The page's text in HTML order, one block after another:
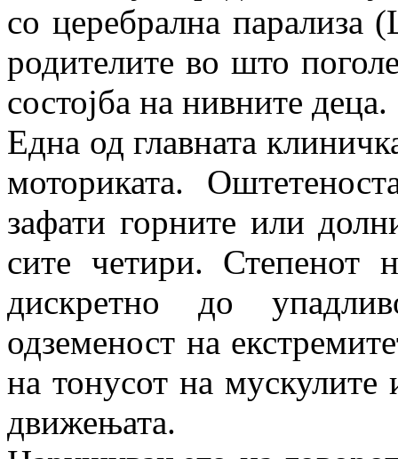
со церебрална
родителите во што
состојба на нивните деца.
Една од главната
моториката.
зафати горните или
сите четири. Степенот
дискретно до
одземеност на
на тонусот на
движењата.